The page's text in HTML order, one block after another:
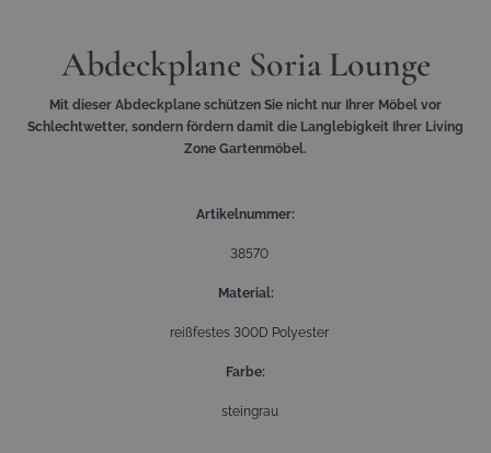
Abdeckplane Soria Lounge
Mit dieser Abdeckplane schützen Sie nicht nur Ihrer Möbel vor
Schlechtwetter, sondern fördern damit die Langlebigkeit Ihrer Living
Zone Gartenmöbel.
Artikelnummer
38570
Material
reißfestes 300D Polyester
Farbe
steingrau